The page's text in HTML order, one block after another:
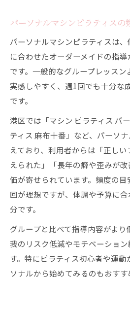
パーソナルマシンピラティスの
パーソナルマシンピラティスは
に合わせたオーダーメイドの指
です。一般的なグループレッス
実感しやすく、週1回でも十分な
です。
港区では「マシン ピラティス パ
ティス 麻布十番」など、パーソ
えており、利用者からは「正し
えられた」「長年の癖や歪みが
価が寄せられています。頻度の
回が理想ですが、体調や予算に
分です。
グループと比べて指導内容がよ
我のリスク低減やモチベーショ
す。特にピラティス初心者や運
ソナルから始めてみるのもおすす